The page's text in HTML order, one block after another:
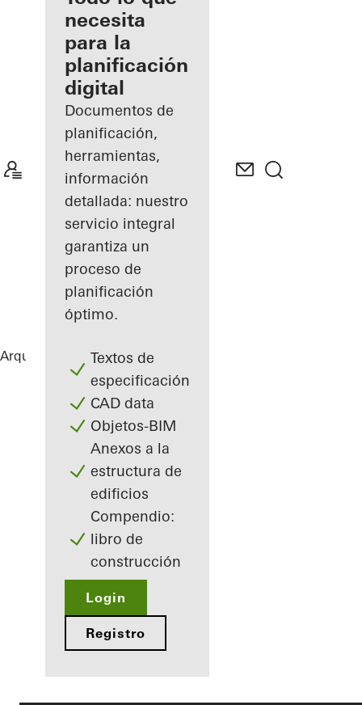
registrado
Descubre
mi área
de
trabajo
necesita
para la
planificación
digital
Documentos de
planificación,
herramientas,
información
detallada: nuestro
servicio integral
garantiza un
proceso de
planificación
óptimo.
Textos de
especificación
CAD data
Objetos-BIM
Anexos a la
estructura de
edificios
Compendio:
libro de
construcción
Login
Registro
Arquitectos ReferenciasHighlights